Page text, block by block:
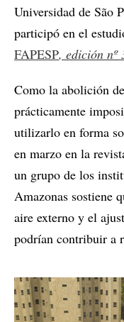
Universidad de São
participó en el
FAPESP, edición nº
Como la abolición
prácticamente
utilizarlo en forma
en marzo en la
un grupo de los
Amazonas sostiene
aire externo y el
podrían contribuir a